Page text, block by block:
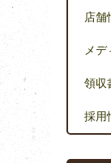
店舗
メ
領収
採用